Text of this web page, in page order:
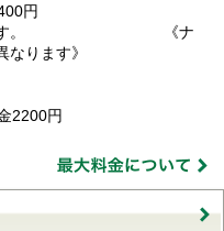
円
となります。 《ナ
が異なります》
円